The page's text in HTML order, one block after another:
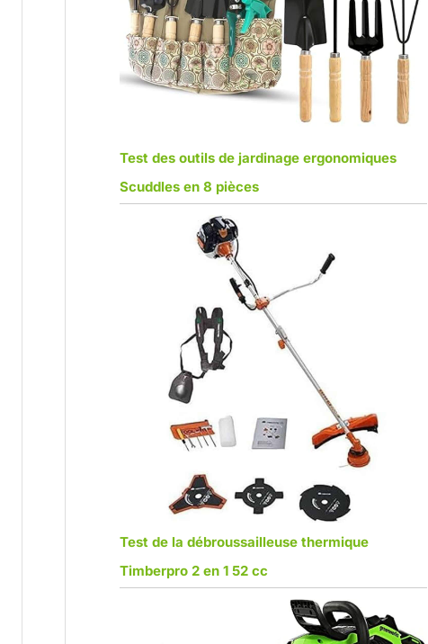
Test des outils de jardinage ergonomiques
Scuddles en 8 pièces
Test de la débroussailleuse thermique
Timberpro 2 en 1 52 cc